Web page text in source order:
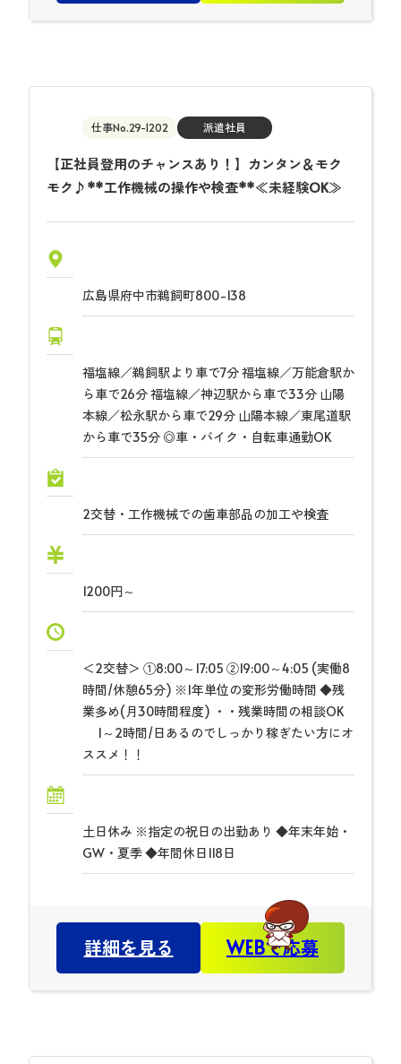
仕事No.29-1202 派遣社員
【正社員登用のチャンスあり！】カンタン＆モク
モク♪**工作機械の操作や検査**≪未経験OK≫
広島県府中市鵜飼町800-138
福塩線／鵜飼駅より車で7分 福塩線／万能倉駅か
ら車で26分 福塩線／神辺駅から車で33分 山陽
本線／松永駅から車で29分 山陽本線／東尾道駅
から車で35分 ◎車・バイク・自転車通勤OK
2交替・工作機械での歯車部品の加工や検査
1200円～
＜2交替＞ ①8:00～17:05 ②19:00～4:05 (実働8
時間/休憩65分) ※1年単位の変形労働時間 ◆残
業多め(月30時間程度) ・・残業時間の相談OK
1～2時間/日あるのでしっかり稼ぎたい方にオ
ススメ！！
土日休み ※指定の祝日の出勤あり ◆年末年始・
GW・夏季 ◆年間休日118日
詳細を見る WEBで応募